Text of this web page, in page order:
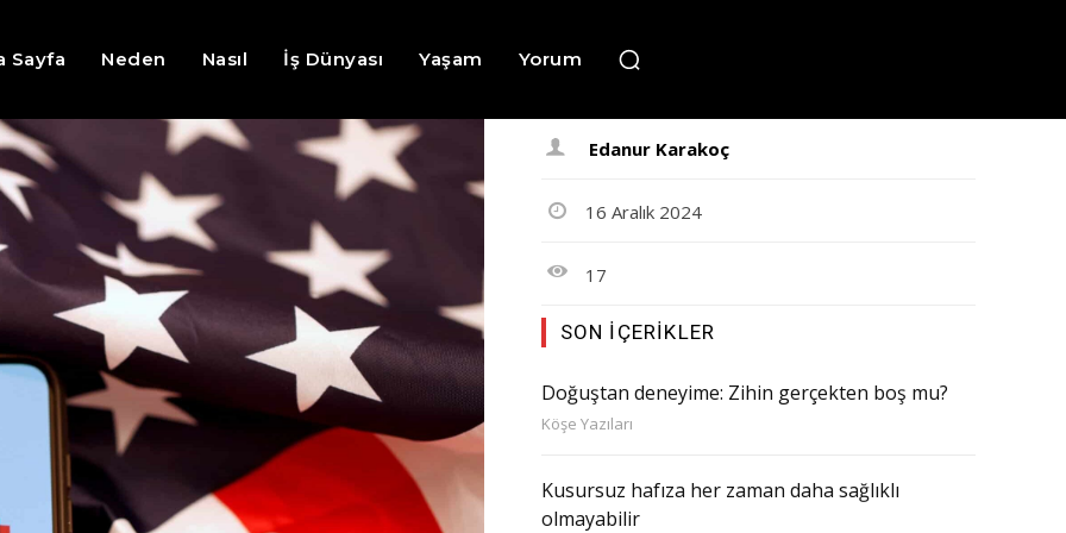
Sayfa Neden Nasıl İş Dünyası Yaşam Yorum
Edanur Karakoç
16 Aralık 2024
17
SON İÇERIKLER
Doğuştan deneyime: Zihin gerçekten boş mu?
Köşe Yazıları
Kusursuz hafıza her zaman daha sağlıklı
olmayabilir